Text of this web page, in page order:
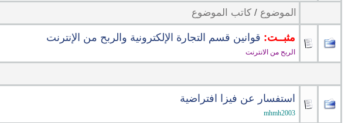
الموضوع /كاتب الموضوع
مثبــت: قوانين قسم التجارة الإلكترونية والربح من الإنترنت
الربح من الانترنت
استفسار عن فيزا افتراضية
mhmh2003